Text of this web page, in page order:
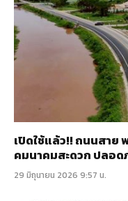
เปิดใช้แล้ว!! ถนนสาย
คมนาคมสะดวก ปลอด
29 มิถุนายน 2026 9:57 น.